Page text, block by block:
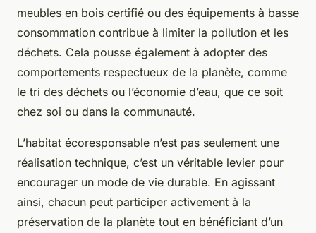
meubles en bois certifié ou des équipements à basse
consommation contribue à limiter la pollution et les
déchets. Cela pousse également à adopter des
comportements respectueux de la planète, comme
le tri des déchets ou l’économie d’eau, que ce soit
chez soi ou dans la communauté.
L’habitat écoresponsable n’est pas seulement une
réalisation technique, c’est un véritable levier pour
encourager un mode de vie durable. En agissant
ainsi, chacun peut participer activement à la
préservation de la planète tout en bénéficiant d’un